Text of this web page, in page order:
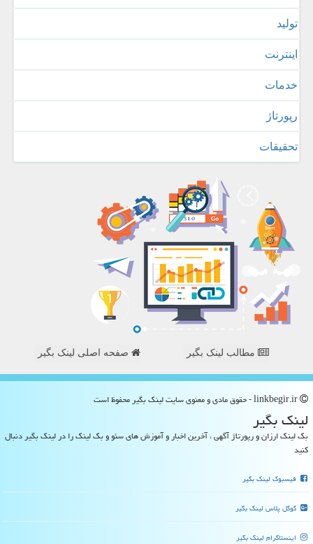
تولید
اینترنت
خدمات
رپورتاژ
تحقیقات
مطالب لینک بگیر صفحه اصلی لینک بگیر
لینك بگیر
بک لینک ارزان و رپورتاژ آگهی ، آخرین اخبار و آموزش های سئو و بک لینک را در لینک بگیر دنبال
کنید
فیسبوک لینک بگیر
گوگل پلاس لینک بگیر
اینستاگرام لینک بگیر